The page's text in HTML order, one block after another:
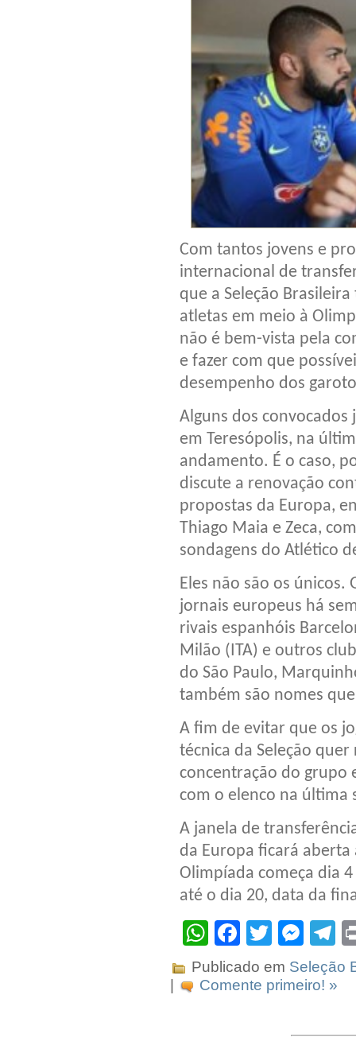
Com tantos jovens e
internacional de
que a Seleção
atletas em meio à
não é bem-vista pela
e fazer com que
desempenho dos
Alguns dos convocados
em Teresópolis, na
andamento. É o caso,
discute a renovação
propostas da Europa,
Thiago Maia e Zeca,
sondagens do Atlético
Eles não são os únicos.
jornais europeus há
rivais espanhóis
Milão (ITA) e outros
do São Paulo,
também são nomes
A fim de evitar que os
técnica da Seleção
concentração do grupo
com o elenco na última
A janela de
da Europa ficará
Olimpíada começa dia
até o dia 20, data da
WhatsApp
Facebook
Twitter
Publicado em Seleção
Comente primeiro! »